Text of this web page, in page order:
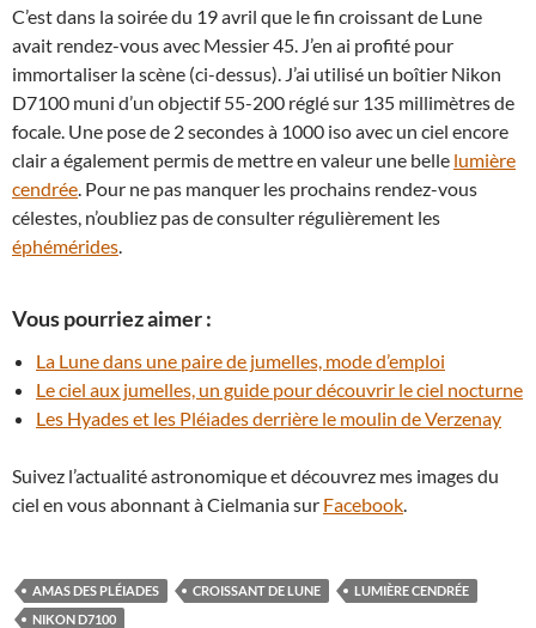
C’est dans la soirée du 19 avril que le fin croissant de Lune
avait rendez-vous avec Messier 45. J’en ai profité pour
immortaliser la scène (ci-dessus). J’ai utilisé un boîtier Nikon
D7100 muni d’un objectif 55-200 réglé sur 135 millimètres de
focale. Une pose de 2 secondes à 1000 iso avec un ciel encore
clair a également permis de mettre en valeur une belle lumière
cendrée . Pour ne pas manquer les prochains rendez-vous
célestes, n’oubliez pas de consulter régulièrement les
éphémérides
Vous pourriez aimer :
La Lune dans une paire de jumelles, mode d’emploi
Le ciel aux jumelles, un guide pour découvrir le ciel nocturne
Les Hyades et les Pléiades derrière le moulin de Verzenay
Suivez l’actualité astronomique et découvrez mes images du
ciel en vous abonnant à Cielmania sur Facebook
AMAS DES PLÉIADES CROISSANT DE LUNE
LUMIÈRE CENDRÉE
NIKON D7100